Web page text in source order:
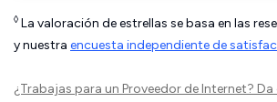
◊ La valoración de estrellas se basa en las
y nuestra encuesta independiente de
¿Trabajas para un Proveedor de Internet? Da